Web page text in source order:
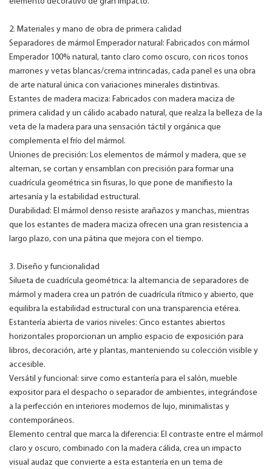
2. Materiales y mano de obra de primera calidad
Separadores de mármol Emperador natural: Fabricados con mármol
Emperador 100% natural, tanto claro como oscuro, con ricos tonos
marrones y vetas blancas/crema intrincadas, cada panel es una obra
de arte natural única con variaciones minerales distintivas.
Estantes de madera maciza: Fabricados con madera maciza de
primera calidad y un cálido acabado natural, que realza la belleza de la
veta de la madera para una sensación táctil y orgánica que
complementa el frío del mármol.
Uniones de precisión: Los elementos de mármol y madera, que se
alternan, se cortan y ensamblan con precisión para formar una
cuadrícula geométrica sin fisuras, lo que pone de manifiesto la
artesanía y la estabilidad estructural.
Durabilidad: El mármol denso resiste arañazos y manchas, mientras
que los estantes de madera maciza ofrecen una gran resistencia a
largo plazo, con una pátina que mejora con el tiempo.
3. Diseño y funcionalidad
Silueta de cuadrícula geométrica: la alternancia de separadores de
mármol y madera crea un patrón de cuadrícula rítmico y abierto, que
equilibra la estabilidad estructural con una transparencia etérea.
Estantería abierta de varios niveles: Cinco estantes abiertos
horizontales proporcionan un amplio espacio de exposición para
libros, decoración, arte y plantas, manteniendo su colección visible y
accesible.
Versátil y funcional: sirve como estantería para el salón, mueble
expositor para el despacho o separador de ambientes, integrándose
a la perfección en interiores modernos de lujo, minimalistas y
contemporáneos.
Elemento central que marca la diferencia: El contraste entre el mármol
claro y oscuro, combinado con la madera cálida, crea un impacto
visual audaz que convierte a esta estantería en un tema de